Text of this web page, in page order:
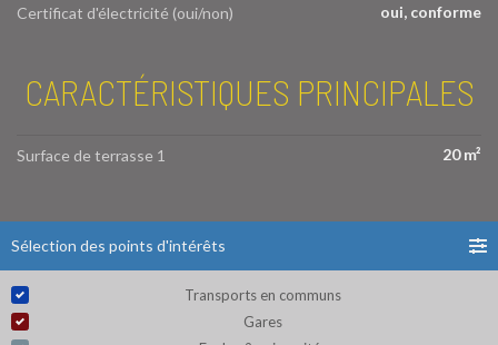
Certificat d'électricité (oui/non)
oui, conforme
CARACTÉRISTIQUES PRINCIPALES
Surface de terrasse 1 20 m²
Sélection des points d'intérêts
Transports en communs
Gares